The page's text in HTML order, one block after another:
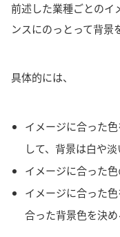
前述した業種ごとのイ
ンスにのっとって背景
具体的には、
イメージに合った
して、背景は白や
イメージに合った
イメージに合った
合った背景色を決め